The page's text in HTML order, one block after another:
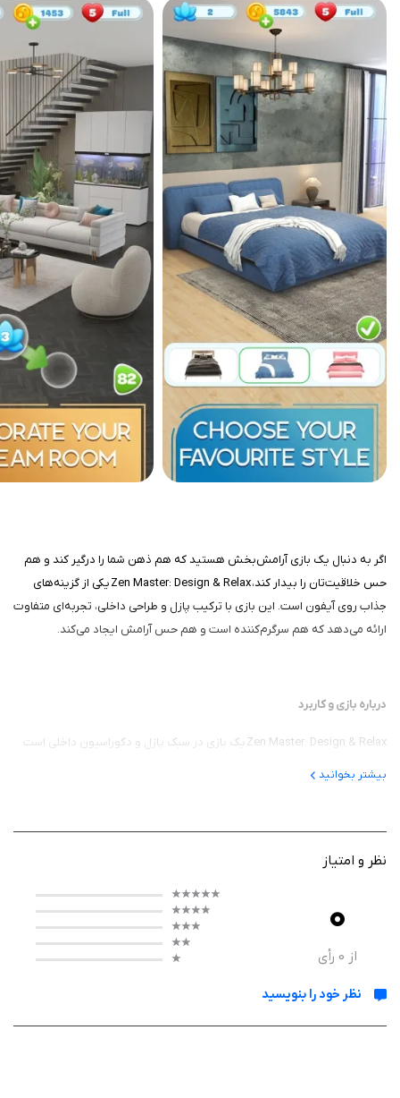
اگر به دنبال یک بازی آرامش‌بخش هستید که هم ذهن شما را درگیر کند و هم
حس خلاقیت‌تان را بیدار کند، Zen Master: Design & Relax یکی از گزینه‌های
جذاب روی آیفون است. این بازی با ترکیب پازل و طراحی داخلی، تجربه‌ای متفاوت
ارائه می‌دهد که هم سرگرم‌کننده است و هم حس آرامش ایجاد می‌کند.
درباره بازی و کاربرد
Zen Master: Design & Relax یک بازی در سبک پازل و دکوراسیون داخلی است
کاربران علاوه بر حل معما، حس طراحی و سلیقه خود را نیز به نمایش بگذارند.
گیم‌پلی بازی بر پایه مکانیزم Match-3 طراحی شده است؛ یعنی باید حداقل سه
تکمیل هر مرحله، ستاره و پاداش دریافت می‌کنید و از آن‌ها برای بازسازی و تزئین
بیشتر بخوانید
نظر و امتیاز
0
از 0 رأی
نظر خود را بنویسید